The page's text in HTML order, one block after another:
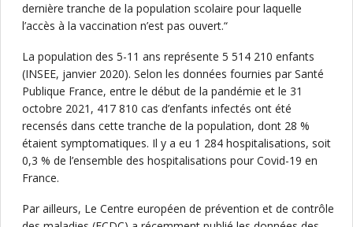
dernière tranche de la population scolaire pour laquelle
l’accès à la vaccination n’est pas ouvert.“
La population des 5-11 ans représente 5 514 210 enfants
(INSEE, janvier 2020). Selon les données fournies par Santé
Publique France, entre le début de la pandémie et le 31
octobre 2021, 417 810 cas d’enfants infectés ont été
recensés dans cette tranche de la population, dont 28 %
étaient symptomatiques. Il y a eu 1 284 hospitalisations, soit
0,3 % de l’ensemble des hospitalisations pour Covid-19 en
France.
Par ailleurs, Le Centre européen de prévention et de contrôle